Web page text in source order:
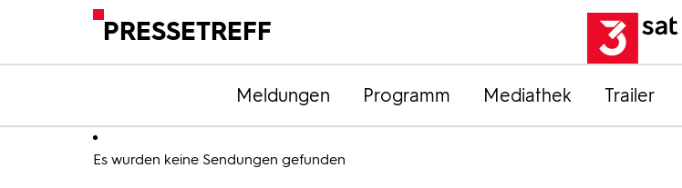
PRESSETREFF
Meldungen Programm Mediathek Trailer
Es wurden keine Sendungen gefunden